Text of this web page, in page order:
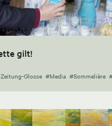
gilt!
Glosse #Media #Sommelière